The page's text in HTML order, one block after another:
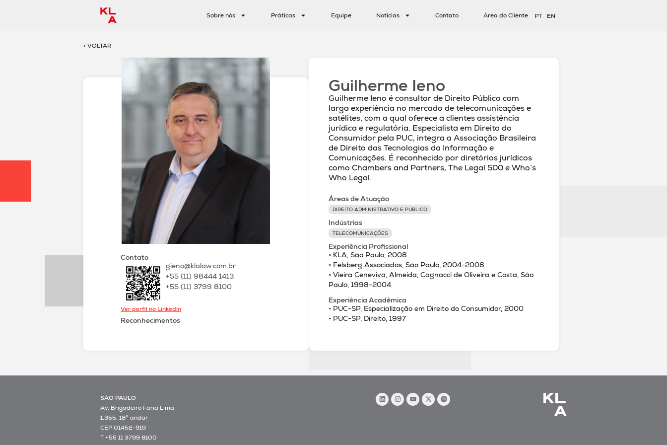
Sobre nós Práticas Equipe Notícias Contato Área do Cliente PT EN
< VOLTAR
Contato
gieno@klalaw.com.br
+55 (11) 98444 1413
+55 (11) 3799 8100
Ver perfil no Linkedin
Reconhecimentos
Guilherme Ieno
Guilherme Ieno é consultor de Direito Público com
larga experiência no mercado de telecomunicações e
satélites, com a qual oferece a clientes assistência
jurídica e regulatória. Especialista em Direito do
Consumidor pela PUC, integra a Associação Brasileira
de Direito das Tecnologias da Informação e
Comunicações. É reconhecido por diretórios jurídicos
como Chambers and Partners, The Legal 500 e Who’s
Who Legal.
Áreas de Atuação
DIREITO ADMINISTRATIVO E PÚBLICO
Indústrias
TELECOMUNICAÇÕES
Experiência Profissional
• KLA, São Paulo, 2008
• Felsberg Associados, São Paulo, 2004-2008
• Vieira Ceneviva, Almeida, Cagnacci de Oliveira e Costa, São
Paulo, 1998-2004
Experiência Acadêmica
• PUC-SP, Especialização em Direito do Consumidor, 2000
• PUC-SP, Direito, 1997
SÃO PAULO
Av. Brigadeiro Faria Lima,
1.355, 18º andar
CEP 01452-919
T +55 11 3799 8100